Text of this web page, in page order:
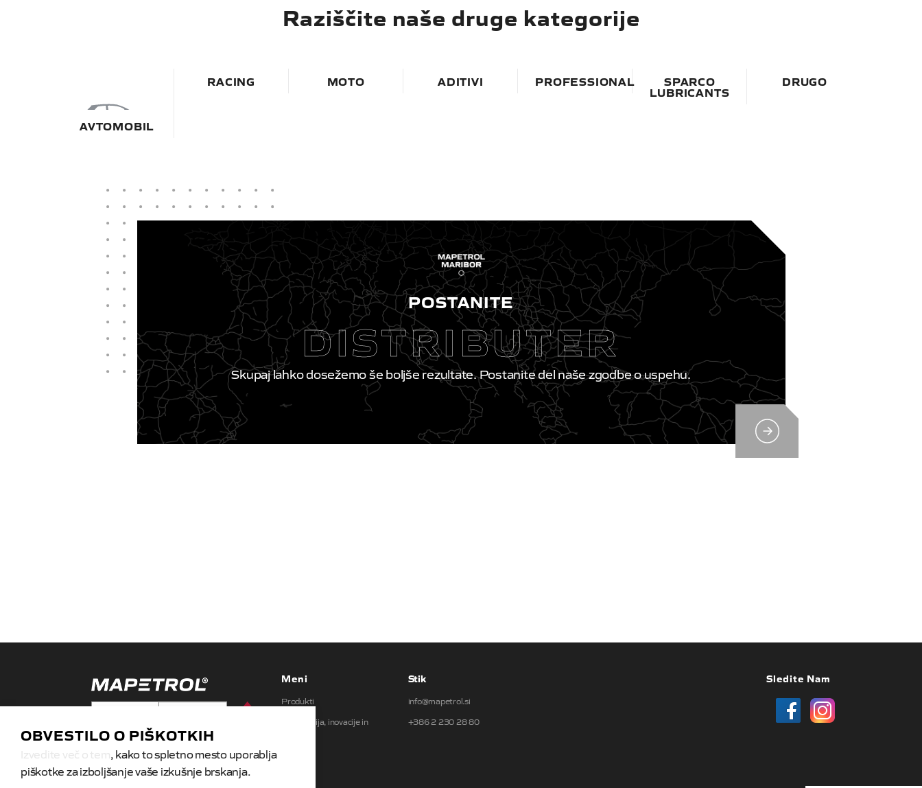
Raziščite naše druge kategorije
AVTOMOBIL
RACING MOTO ADITIVI PROFESSIONAL SPARCO
LUBRICANTS
DRUGO
POSTANITE
DISTRIBUTER
Skupaj lahko dosežemo še boljše rezultate. Postanite del naše zgodbe o uspehu.
Meni
Produkti
Tehnologija, inovacije in
Stik
info@mapetrol.si
+386 2 230 28 80
Sledite Nam
OBVESTILO O PIŠKOTKIH
, kako to spletno mesto uporablja
piškotke za izboljšanje vaše izkušnje brskanja.